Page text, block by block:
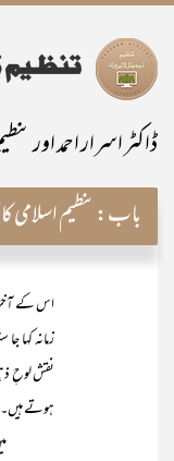
ڈاکٹر اسرار احمد اور
باب:تنظیم اسلامی
اس کے
زمانہ کہا
نقش لوحِ
ہوتے ہیں۔
میں